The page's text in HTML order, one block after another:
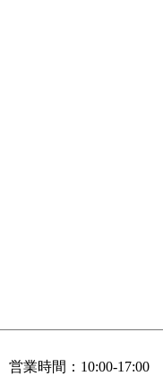
営業時間：10:00-17:00